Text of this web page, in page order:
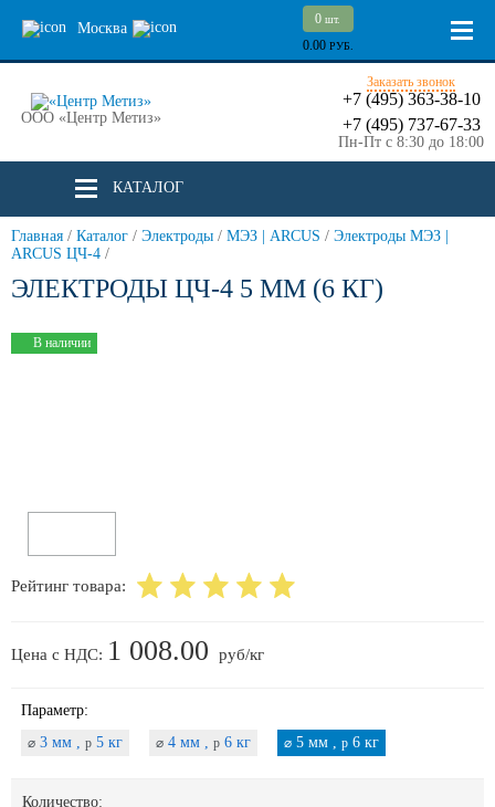
Москва
0 шт.
0.00 РУБ.
ООО «Центр Метиз»
Заказать звонок
+7 (495) 363-38-10
+7 (495) 737-67-33
Пн-Пт с 8:30 до 18:00
КАТАЛОГ
Главная / Каталог / Электроды / МЭЗ | ARCUS / Электроды МЭЗ |
ARCUS ЦЧ-4 /
ЭЛЕКТРОДЫ ЦЧ-4 5 ММ (6 КГ)
В наличии
Рейтинг товара:
Цена с НДС: 1 008.00 руб/кг
Параметр:
⌀ 3 мм , p 5 кг ⌀ 4 мм , p 6 кг ⌀ 5 мм , p 6 кг
Количество: